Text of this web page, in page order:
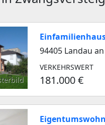
94405 Landau
VERKEHRSWERT
181.000 €